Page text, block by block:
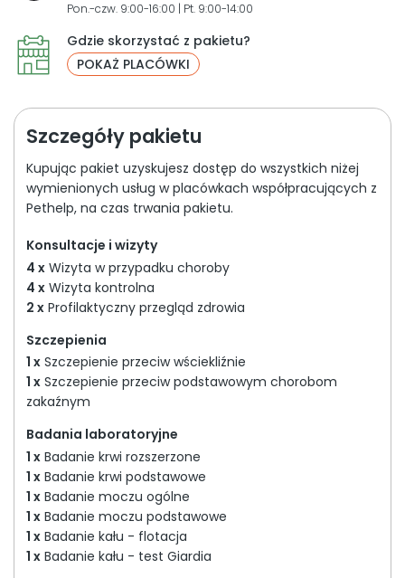
Pon.-czw. 9:00-16:00 | Pt. 9:00-14:00
Gdzie skorzystać z pakietu?
POKAŻ PLACÓWKI
Szczegóły pakietu
Kupując pakiet uzyskujesz dostęp do wszystkich niżej
wymienionych usług w placówkach współpracujących z
Pethelp, na czas trwania pakietu.
Konsultacje i wizyty
4 x Wizyta w przypadku choroby
4 x Wizyta kontrolna
2 x Profilaktyczny przegląd zdrowia
Szczepienia
1 x Szczepienie przeciw wściekliźnie
1 x Szczepienie przeciw podstawowym chorobom
zakaźnym
Badania laboratoryjne
1 x Badanie krwi rozszerzone
1 x Badanie krwi podstawowe
1 x Badanie moczu ogólne
1 x Badanie moczu podstawowe
1 x Badanie kału - flotacja
1 x Badanie kału - test Giardia